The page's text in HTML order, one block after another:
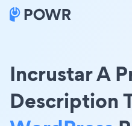
Incrustar A
Description